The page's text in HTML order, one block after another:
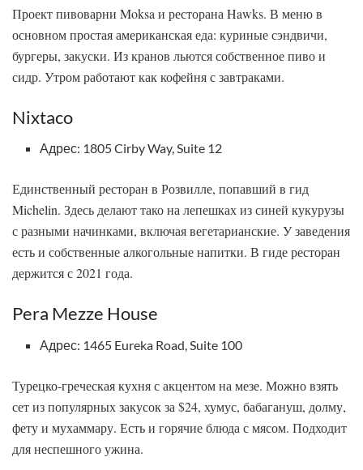
Проект пивоварни Moksa и ресторана Hawks. В меню в
основном простая американская еда: куриные сэндвичи,
бургеры, закуски. Из кранов льются собственное пиво и
сидр. Утром работают как кофейня с завтраками.
Nixtaco
Адрес: 1805 Cirby Way, Suite 12
Единственный ресторан в Розвилле, попавший в гид
Michelin. Здесь делают тако на лепешках из синей кукурузы
с разными начинками, включая вегетарианские. У заведения
есть и собственные алкогольные напитки. В гиде ресторан
держится с 2021 года.
Pera Mezze House
Адрес: 1465 Eureka Road, Suite 100
Турецко-греческая кухня с акцентом на мезе. Можно взять
сет из популярных закусок за $24, хумус, бабагануш, долму,
фету и мухаммару. Есть и горячие блюда с мясом. Подходит
для неспешного ужина.